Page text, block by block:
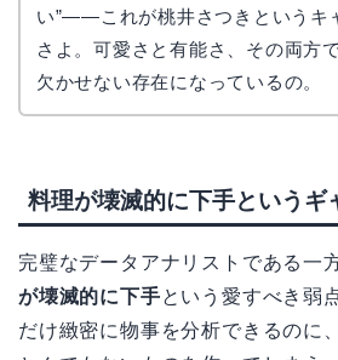
い”――これが桃井さつきというキ
さよ。可愛さと有能さ、その両方
欠かせない存在になっているの。
料理が壊滅的に下手というギ
完璧なデータアナリストである一
が壊滅的に下手という愛すべき弱
だけ緻密に物事を分析できるのに